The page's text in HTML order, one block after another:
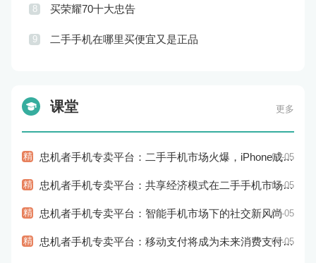
8 买荣耀70十大忠告
9 二手手机在哪里买便宜又是正品
课堂 更多
精 忠机者手机专卖平台：二手手机市场火爆，iPhone成为最受欢迎的品牌07-05
精 忠机者手机专卖平台：共享经济模式在二手手机市场的应用和探索07-05
精 忠机者手机专卖平台：智能手机市场下的社交新风尚07-05
精 忠机者手机专卖平台：移动支付将成为未来消费支付的主流方式07-05